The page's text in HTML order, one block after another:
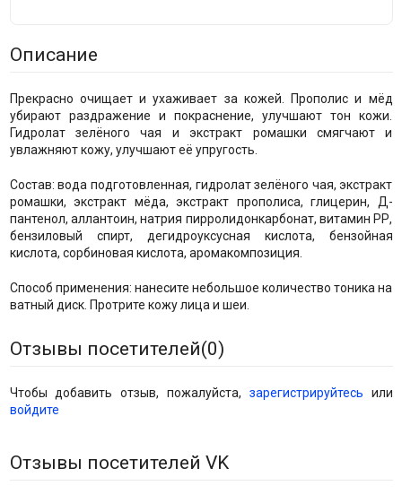
Описание
Прекрасно очищает и ухаживает за кожей. Прополис и мёд
убирают раздражение и покраснение, улучшают тон кожи.
Гидролат зелёного чая и экстракт ромашки смягчают и
увлажняют кожу, улучшают её упругость.
Состав: вода подготовленная, гидролат зелёного чая, экстракт
ромашки, экстракт мёда, экстракт прополиса, глицерин, Д-
пантенол, аллантоин, натрия пирролидонкарбонат, витамин РР,
бензиловый спирт, дегидроуксусная кислота, бензойная
кислота, сорбиновая кислота, аромакомпозиция.
Способ применения: нанесите небольшое количество тоника на
ватный диск. Протрите кожу лица и шеи.
Отзывы посетителей(0)
Чтобы добавить отзыв, пожалуйста, зарегистрируйтесь или
войдите
Отзывы посетителей VK